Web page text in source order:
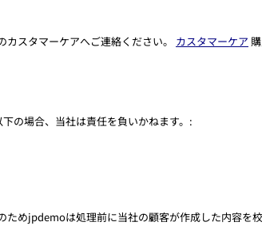
スタマーケアへご連絡ください。 カスタマーケア
の場合、当社は責任を負いかねます。:
めjpdemoは処理前に当社の顧客が作成した内容を校